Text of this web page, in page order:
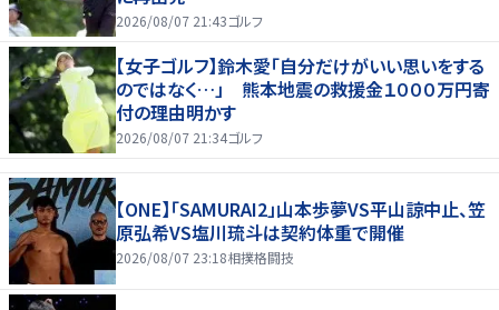
2026/08/07 21:43ゴルフ
【女子ゴルフ】鈴木愛「自分だけがいい思いをする
のではなく…」 熊本地震の救援金１０００万円寄
付の理由明かす
2026/08/07 21:34ゴルフ
【ONE】「SAMURAI2」山本歩夢VS平山諒中止、笠
原弘希VS塩川琉斗は契約体重で開催
2026/08/07 23:18相撲格闘技